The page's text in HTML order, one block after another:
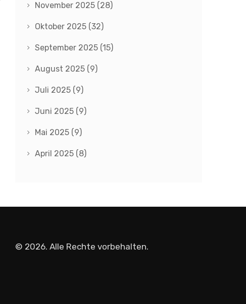
November 2025 (28)
Oktober 2025 (32)
September 2025 (15)
August 2025 (9)
Juli 2025 (9)
Juni 2025 (9)
Mai 2025 (9)
April 2025 (8)
© 2026. Alle Rechte vorbehalten.